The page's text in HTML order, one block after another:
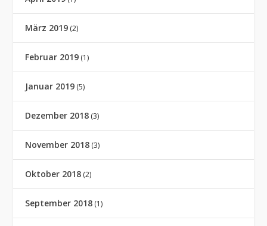
März 2019 (2)
Februar 2019 (1)
Januar 2019 (5)
Dezember 2018 (3)
November 2018 (3)
Oktober 2018 (2)
September 2018 (1)